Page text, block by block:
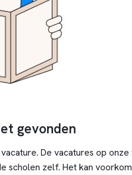
gevonden
De vacatures op onze
scholen zelf. Het kan